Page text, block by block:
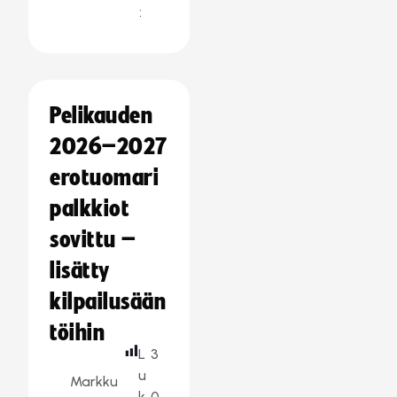
:
Pelikauden
2026–2027
erotuomari
palkkiot
sovittu –
lisätty
kilpailusään
töihin
Markku
L
u
3